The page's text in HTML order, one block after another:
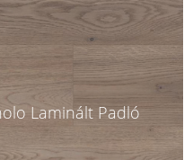
Laminált Padló